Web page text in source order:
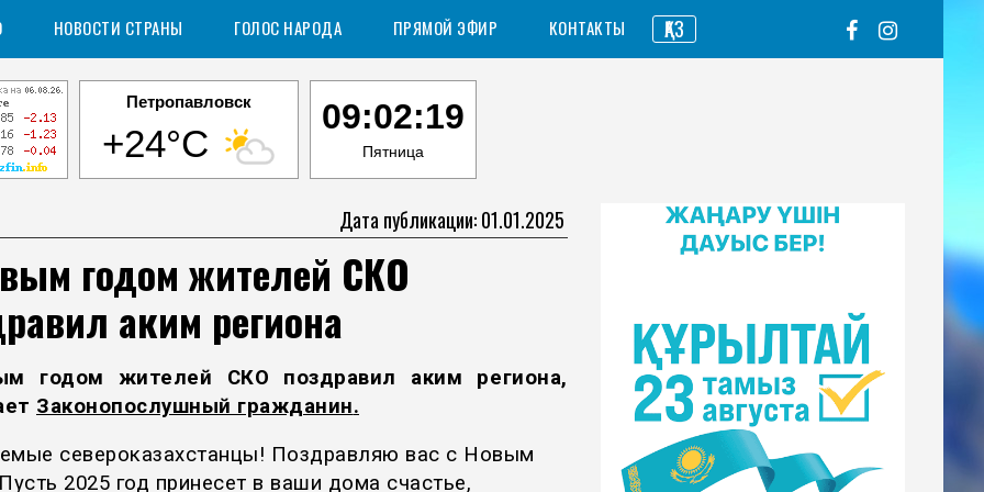
НОВОСТИ СТРАНЫ ГОЛОС НАРОДА ПРЯМОЙ ЭФИР КОНТАКТЫ ҚАЗ
Петропавловск
+24°C
09:02:20
Пятница
Дата публикации: 01.01.2025
годом жителей СКО
аким региона
годом жителей СКО поздравил аким региона,
Законопослушный гражданин.
североказахстанцы! Поздравляю вас с Новым
2025 год принесет в ваши дома счастье,